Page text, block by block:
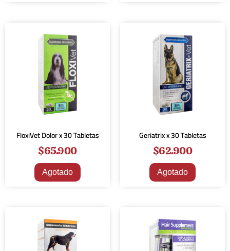
FloxiVet Dolor x 30 Tabletas
$65.900
Agotado
Geriatrix x 30 Tabletas
$62.900
Agotado